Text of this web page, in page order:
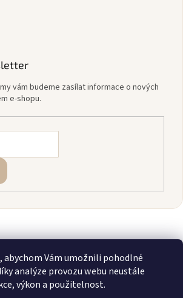
abychom Vám umožnili pohodlné
analýze provozu webu neustále
výkon a použitelnost.
vám budeme zasílat informace o nových
e-shopu.